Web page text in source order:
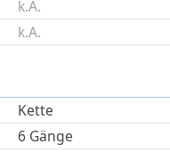
k.A.
k.A.
Kette
6 Gänge